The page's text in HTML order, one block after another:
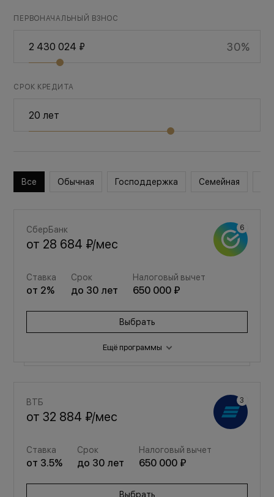
ПЕРВОНАЧАЛЬНЫЙ ВЗНОС
30%
СРОК КРЕДИТА
Все Обычная Господдержка Семейная
СберБанк
от 28 684 ₽/мес
Ставка
от 2%
Срок
до 30 лет
Налоговый вычет
650 000 ₽
Выбрать
Ещё программы
от38 409 ₽ /мес
от3.5% до30 650 000 ₽
Выбрать
ВТБ
от32 884 ₽/мес
Ставка
от 3.5%
Срок
до 30 лет
Налоговый вычет
650 000 ₽
Выбрать